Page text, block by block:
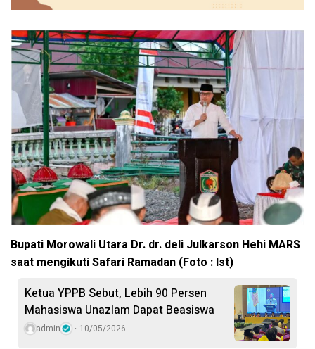
Bupati Morowali Utara Dr. dr. deli Julkarson Hehi MARS
saat mengikuti Safari Ramadan (Foto : Ist)
Ketua YPPB Sebut, Lebih 90 Persen
Mahasiswa Unazlam Dapat Beasiswa
admin 10/05/2026